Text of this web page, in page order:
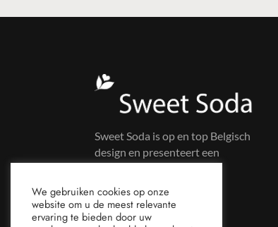
Sweet Soda is op en top Belgisch
design en presenteert een
zelfbewuste vrouwen.
We gebruiken cookies op onze
website om u de meest relevante
ervaring te bieden door uw